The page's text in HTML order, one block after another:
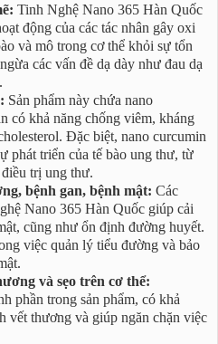
Tinh Nghệ Nano 365 Hàn Quốc
động của các tác nhân gây oxi
và mô trong cơ thể khỏi sự tổn
các vấn đề dạ dày như đau dạ
Sản phẩm này chứa nano
có khả năng chống viêm, kháng
Đặc biệt, nano curcumin
phát triển của tế bào ung thư, từ
trị ung thư.
bệnh gan, bệnh mật: Các
Nano 365 Hàn Quốc giúp cải
cũng như ổn định đường huyết.
việc quản lý tiểu đường và bảo
và sẹo trên cơ thể:
phần trong sản phẩm, có khả
vết thương và giúp ngăn chặn việc